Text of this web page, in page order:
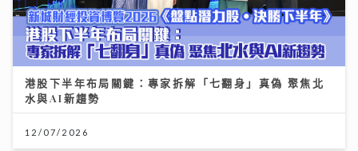
港股下半年布局關鍵：專家拆解「七翻身」真偽 聚焦北
水與AI新趨勢
12/07/2026